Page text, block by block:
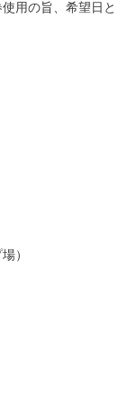
用の旨、希望日と
）